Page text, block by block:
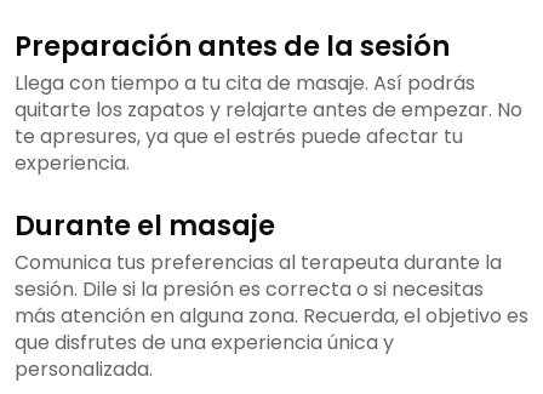
Preparación antes de la sesión
Llega con tiempo a tu cita de masaje. Así podrás
quitarte los zapatos y relajarte antes de empezar. No
te apresures, ya que el estrés puede afectar tu
experiencia.
Durante el masaje
Comunica tus preferencias al terapeuta durante la
sesión. Dile si la presión es correcta o si necesitas
más atención en alguna zona. Recuerda, el objetivo es
que disfrutes de una experiencia única y
personalizada.